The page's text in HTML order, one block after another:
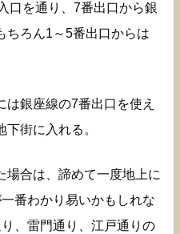
口を通り、7番出口から銀
ちろん1～5番出口からは
銀座線の7番出口を使え
街に入れる。
場合は、諦めて一度地上に
番わかり易いかもしれな
、雷門通り、江戸通りの